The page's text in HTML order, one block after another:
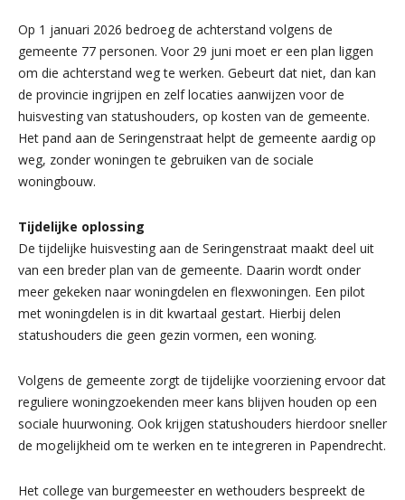
Op 1 januari 2026 bedroeg de achterstand volgens de
gemeente 77 personen. Voor 29 juni moet er een plan liggen
om die achterstand weg te werken. Gebeurt dat niet, dan kan
de provincie ingrijpen en zelf locaties aanwijzen voor de
huisvesting van statushouders, op kosten van de gemeente.
Het pand aan de Seringenstraat helpt de gemeente aardig op
weg, zonder woningen te gebruiken van de sociale
woningbouw.
Tijdelijke oplossing
De tijdelijke huisvesting aan de Seringenstraat maakt deel uit
van een breder plan van de gemeente. Daarin wordt onder
meer gekeken naar woningdelen en flexwoningen. Een pilot
met woningdelen is in dit kwartaal gestart. Hierbij delen
statushouders die geen gezin vormen, een woning.
Volgens de gemeente zorgt de tijdelijke voorziening ervoor dat
reguliere woningzoekenden meer kans blijven houden op een
sociale huurwoning. Ook krijgen statushouders hierdoor sneller
de mogelijkheid om te werken en te integreren in Papendrecht.
Het college van burgemeester en wethouders bespreekt de